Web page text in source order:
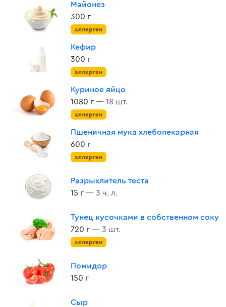
Майонез
300 г
аллерген
Кефир
300 г
аллерген
Куриное яйцо
1080 г — 18 шт.
аллерген
Пшеничная мука хлебопекарная
600 г
аллерген
Разрыхлитель теста
15 г — 3 ч. л.
Тунец кусочками в собственном соку
720 г — 3 шт.
аллерген
Помидор
150 г
Сыр